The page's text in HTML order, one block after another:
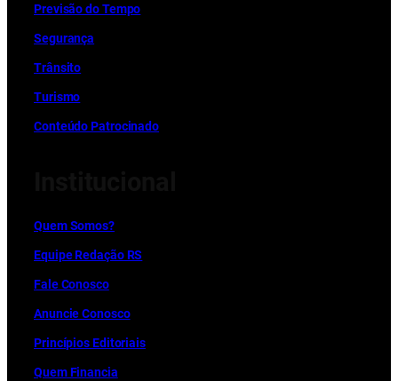
Previsão do Tempo
Segurança
Trânsito
Turismo
Conteúdo Patrocinado
Quem Somos?
Equipe Redação RS
Fale Conosco
Anuncie Conosco
Princípios Editoriais
Quem Financia